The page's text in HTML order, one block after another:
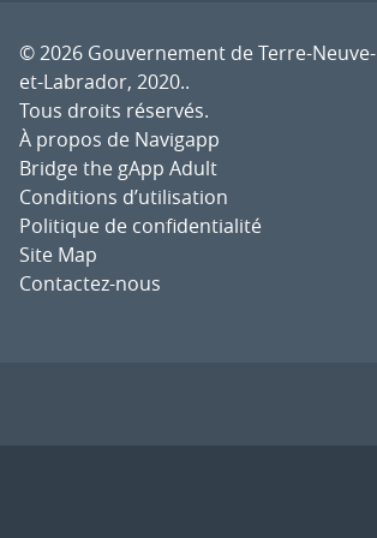
© 2026 Gouvernement de Terre-Neuve-
et-Labrador, 2020..
Tous droits réservés.
À propos de Navigapp
Bridge the gApp Adult
Conditions d’utilisation
Politique de confidentialité
Site Map
Contactez-nous